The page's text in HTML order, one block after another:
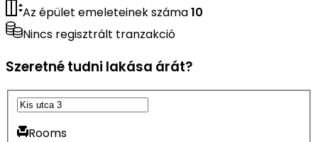
Az épület emeleteinek száma10
Nincs regisztrált tranzakció
Szeretné tudni lakása árát?
Rooms